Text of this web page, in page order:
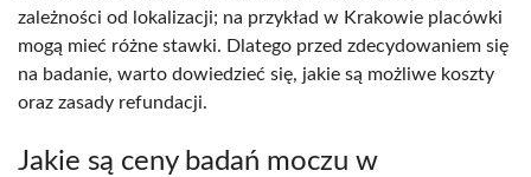
zależności od lokalizacji; na przykład w Krakowie placówki
mogą mieć różne stawki. Dlatego przed zdecydowaniem się
na badanie, warto dowiedzieć się, jakie są możliwe koszty
oraz zasady refundacji.
Jakie są ceny badań moczu w